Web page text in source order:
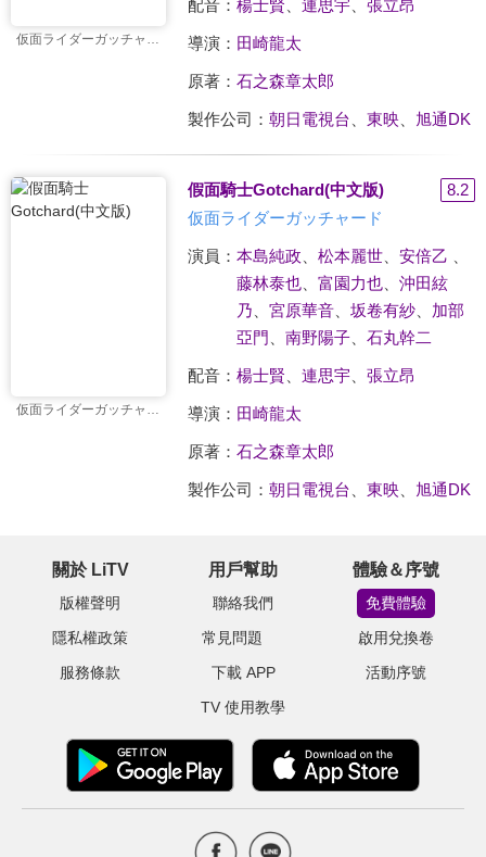
配音： 楊士賢 連思宇、 張立昂
導演： 田崎龍太
原著： 石之森章太郎
製作公司： 朝日電視台 東映、 旭通DK
假面騎士Gotchard(中文版)
8.2
仮面ライダーガッチャード
演員： 本島純政 松本麗世、 安倍乙
藤林泰也、 富園力也、 沖田絃
乃
宮原華音、 坂卷有紗、 加部
亞門
南野陽子、 石丸幹二
配音： 楊士賢 連思宇、 張立昂
導演： 田崎龍太
原著： 石之森章太郎
製作公司： 朝日電視台 東映、 旭通DK
關於 LiTV
版權聲明
隱私權政策
服務條款
用戶幫助
聯絡我們
常見問題
下載 APP
TV 使用教學
體驗＆序號
免費體驗
啟用兌換卷
活動序號